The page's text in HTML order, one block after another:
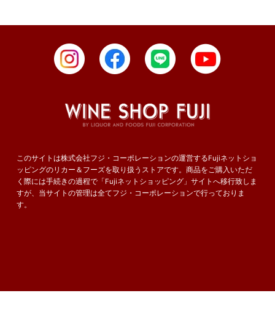
このサイトは株式会社フジ・コーポレーションの運営するFujiネットショ
ッピングのリカー＆フーズを取り扱うストアです。商品をご購入いただ
く際には手続きの過程で「Fujiネットショッピング」サイトへ移行致しま
すが、当サイトの管理は全てフジ・コーポレーションで行っておりま
す。